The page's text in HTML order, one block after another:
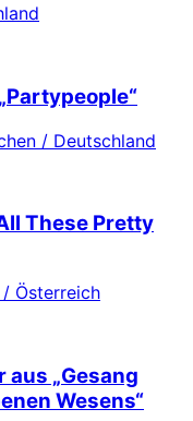
/ Deutschland
These Pretty
/ Österreich
„Gesang
Wesens“